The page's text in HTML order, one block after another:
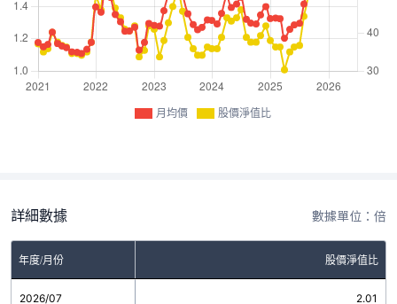
月均價 股價淨值比
詳細數據 數據單位：倍
年度/月份 股價淨值比
2026/07 2.01